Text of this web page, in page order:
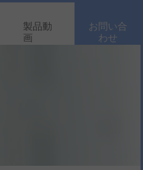
製品動
画
お問い合
わせ